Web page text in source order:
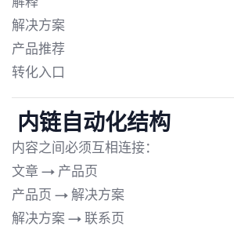
解决方案
产品推荐
转化入口
内链自动化结构
内容之间必须互相连接：
文章 → 产品页
产品页 → 解决方案
解决方案 → 联系页